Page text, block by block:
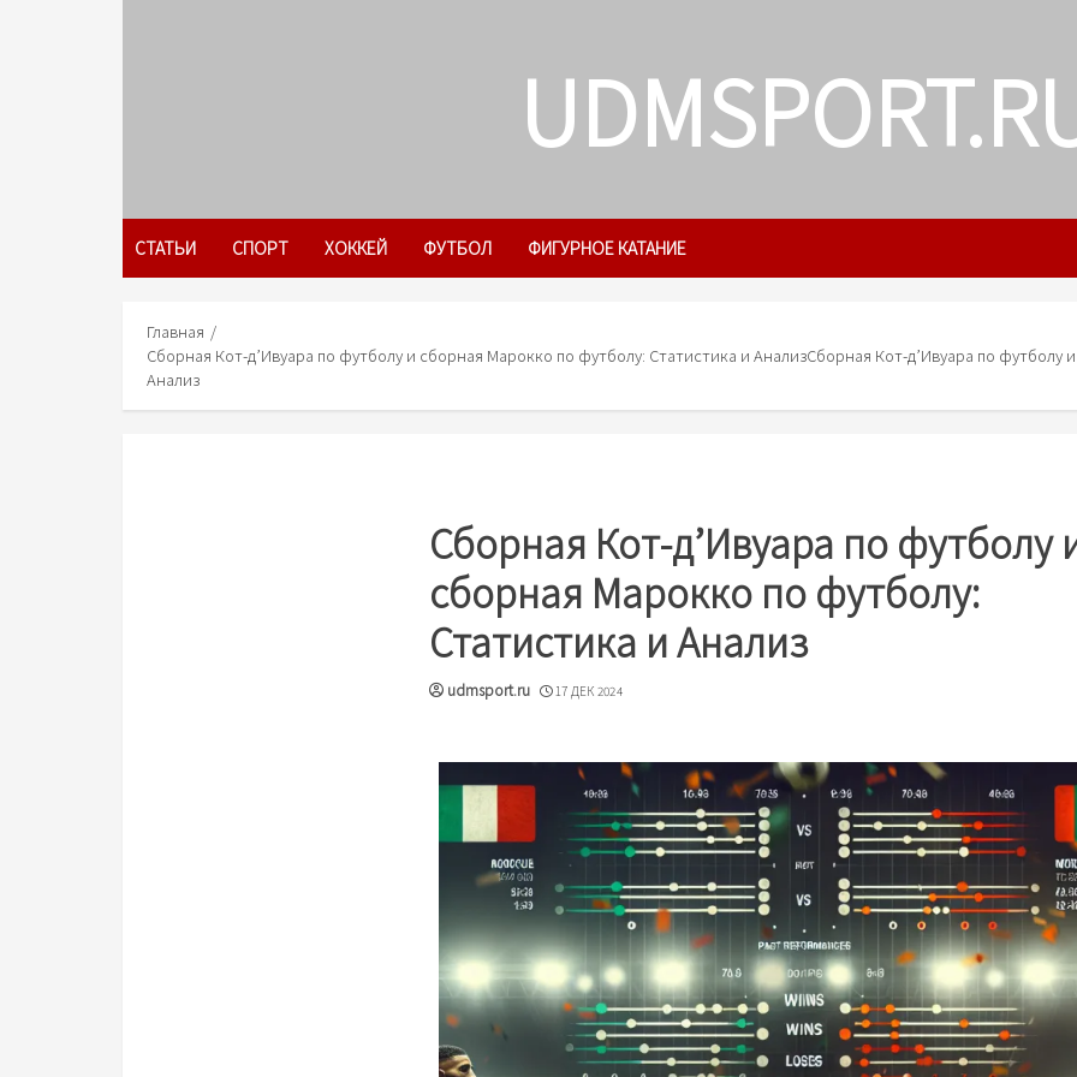
СТАТЬИ СПОРТ ХОККЕЙ ФУТБОЛ ФИГУРНОЕ КАТАНИЕ
Главная
Сборная Кот-д’Ивуара по футболу и сборная Марокко по футболу: Статистика и АнализСборная Кот-д’Ивуара по футболу
Анализ
Сборная Кот-д’Ивуара по футболу
сборная Марокко по футболу:
Статистика и Анализ
udmsport.ru 17 ДЕК 2024